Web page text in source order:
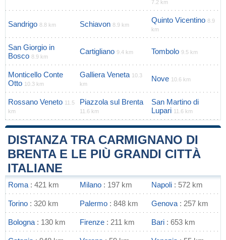
7.2 km
Sandrigo 8.8 km Schiavon 8.9 km
Quinto Vicentino 8.9
km
San Giorgio in
Bosco 8.9 km
Cartigliano 9.4 km Tombolo 9.5 km
Monticello Conte
Otto 10.3 km
Galliera Veneta 10.3
km
Nove 10.6 km
Rossano Veneto 11.5
km
Piazzola sul Brenta
11.6 km
San Martino di
Lupari 11.6 km
DISTANZA TRA CARMIGNANO DI
BRENTA E LE PIÙ GRANDI CITTÀ
ITALIANE
Roma : 421 km Milano : 197 km Napoli : 572 km
Torino : 320 km Palermo : 848 km Genova : 257 km
Bologna : 130 km Firenze : 211 km Bari : 653 km